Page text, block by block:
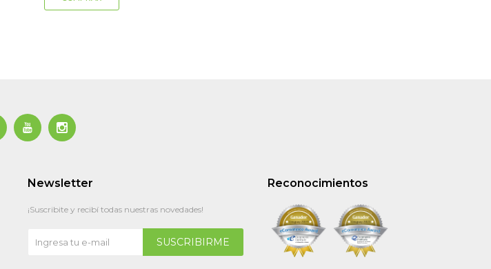
 
Reconocimientos
Newsletter
¡Suscribite y recibí todas nuestras novedades!
SUSCRIBIRME